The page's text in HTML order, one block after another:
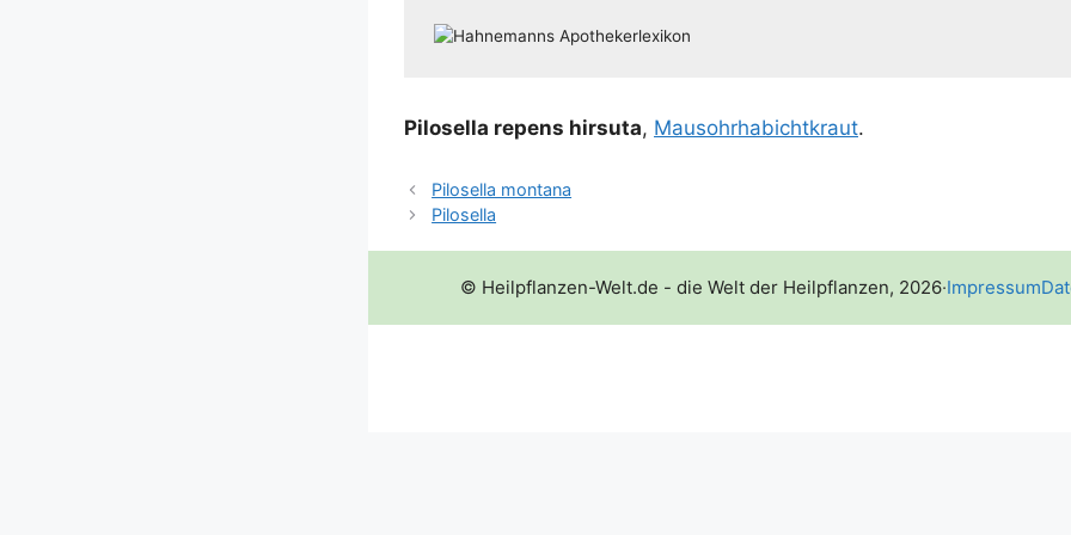
Pilo­sel­la repens hir­su­ta, Maus­ohr­ha­bicht­kraut.
Pilosella montana
Pilosella
© Heilpflanzen-Welt.de - die Welt der Heilpflanzen, 2026·Impressum